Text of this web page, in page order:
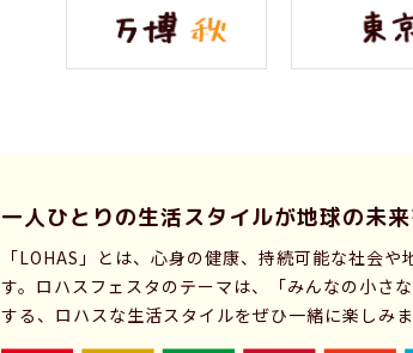
一人ひとりの生活スタイルが地球の未
「LOHAS」とは、心身の健康、持続可能な社会
す。ロハスフェスタのテーマは、「みんなの小さ
する、ロハスな生活スタイルをぜひ一緒に楽しみま